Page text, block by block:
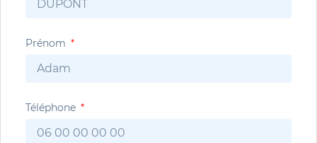
Prénom
Téléphone